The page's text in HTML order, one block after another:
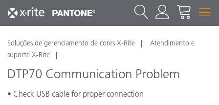
Soluções de gerenciamento de cores X-Rite
Atendimento e
suporte X-Rite
DTP70 Communication Problem
• Check USB cable for proper connection